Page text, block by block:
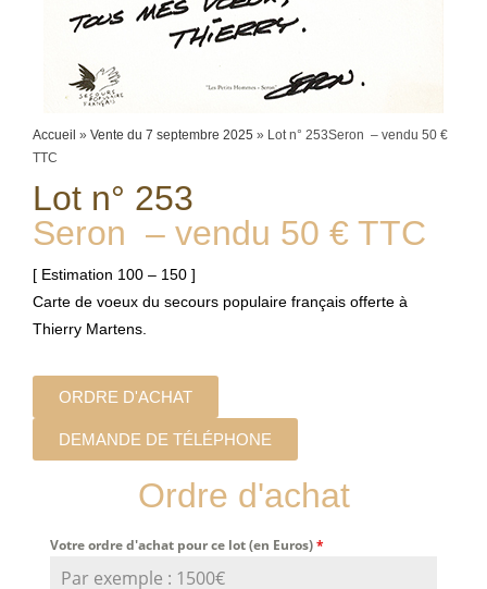
Accueil » Vente du 7 septembre 2025 » Lot n° 253Seron – vendu 50 €
TTC
Lot n° 253
Seron – vendu 50 € TTC
[ Estimation 100 – 150 ]
Carte de voeux du secours populaire français offerte à
Thierry Martens.
ORDRE D'ACHAT
DEMANDE DE TÉLÉPHONE
Ordre d'achat
Votre ordre d'achat pour ce lot (en Euros)*